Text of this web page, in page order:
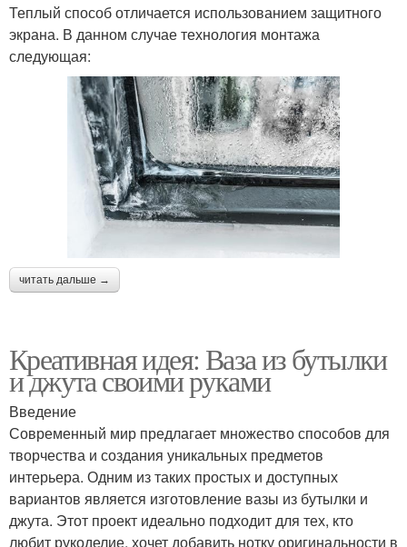
Теплый способ отличается использованием защитного
экрана. В данном случае технология монтажа
следующая:
читать дальше →
Креативная идея: Ваза из бутылки
и джута своими руками
Введение
Современный мир предлагает множество способов для
творчества и создания уникальных предметов
интерьера. Одним из таких простых и доступных
вариантов является изготовление вазы из бутылки и
джута. Этот проект идеально подходит для тех, кто
любит рукоделие, хочет добавить нотку оригинальности в